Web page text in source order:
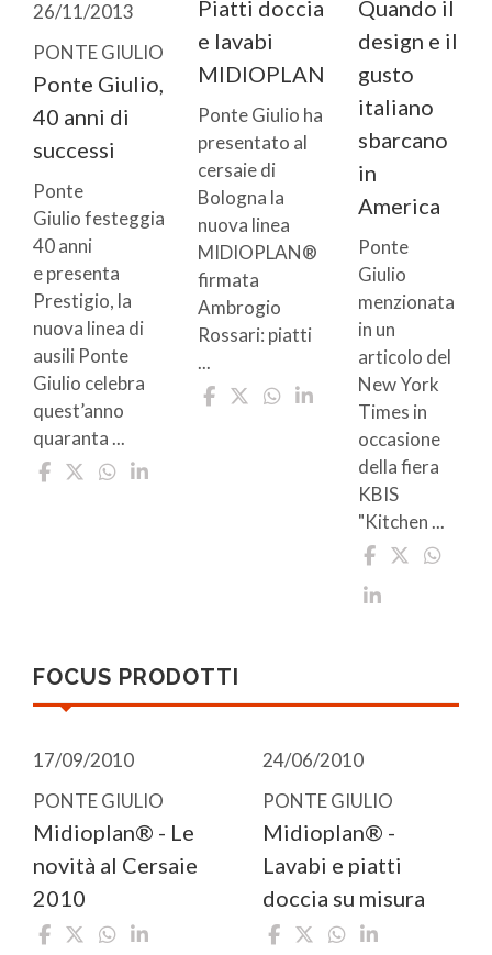
26/11/2013
PONTE GIULIO
Ponte Giulio,
40 anni di
successi
Ponte
Giulio festeggia
40 anni
e presenta
Prestigio, la
nuova linea di
ausili Ponte
Giulio celebra
quest’anno
quaranta ...
Piatti doccia
e lavabi
MIDIOPLAN
Ponte Giulio ha
presentato al
cersaie di
Bologna la
nuova linea
MIDIOPLAN®
firmata
Ambrogio
Rossari: piatti
...
Quando il
design e il
gusto
italiano
sbarcano
in
America
Ponte
Giulio
menzionata
in un
articolo del
New York
Times in
occasione
della fiera
KBIS
"Kitchen ...
FOCUS PRODOTTI
17/09/2010
PONTE GIULIO
Midioplan® - Le
novità al Cersaie
2010
24/06/2010
PONTE GIULIO
Midioplan­® -
Lavabi e piatti
doccia su misura